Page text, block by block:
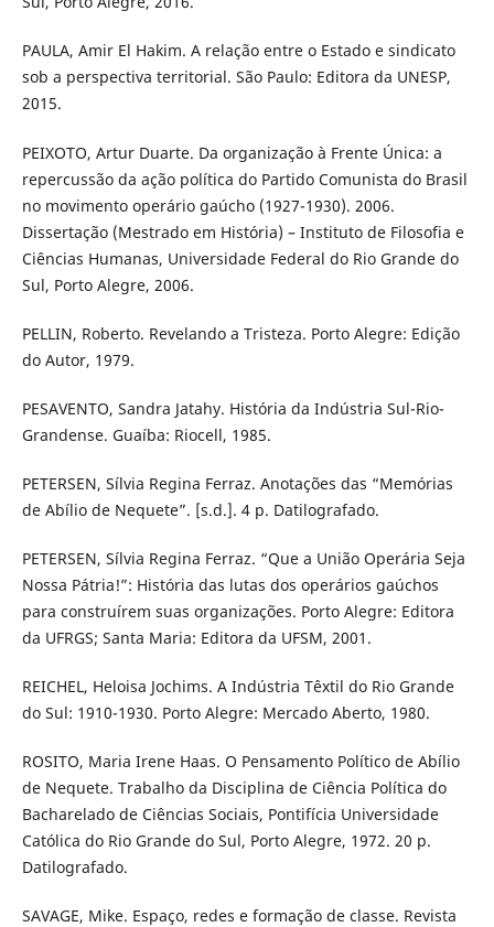
PAULA, Amir El Hakim. A relação entre o Estado e sindicato
sob a perspectiva territorial. São Paulo: Editora da UNESP,
2015.
PEIXOTO, Artur Duarte. Da organização à Frente Única: a
repercussão da ação política do Partido Comunista do Brasil
no movimento operário gaúcho (1927-1930). 2006.
Dissertação (Mestrado em História) – Instituto de Filosofia e
Ciências Humanas, Universidade Federal do Rio Grande do
Sul, Porto Alegre, 2006.
PELLIN, Roberto. Revelando a Tristeza. Porto Alegre: Edição
do Autor, 1979.
PESAVENTO, Sandra Jatahy. História da Indústria Sul-Rio-
Grandense. Guaíba: Riocell, 1985.
PETERSEN, Sílvia Regina Ferraz. Anotações das “Memórias
de Abílio de Nequete”. [s.d.]. 4 p. Datilografado.
PETERSEN, Sílvia Regina Ferraz. “Que a União Operária Seja
Nossa Pátria!”: História das lutas dos operários gaúchos
para construírem suas organizações. Porto Alegre: Editora
da UFRGS; Santa Maria: Editora da UFSM, 2001.
REICHEL, Heloisa Jochims. A Indústria Têxtil do Rio Grande
do Sul: 1910-1930. Porto Alegre: Mercado Aberto, 1980.
ROSITO, Maria Irene Haas. O Pensamento Político de Abílio
de Nequete. Trabalho da Disciplina de Ciência Política do
Bacharelado de Ciências Sociais, Pontifícia Universidade
Católica do Rio Grande do Sul, Porto Alegre, 1972. 20 p.
Datilografado.
SAVAGE, Mike. Espaço, redes e formação de classe. Revista